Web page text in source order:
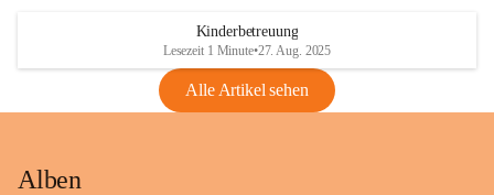
Kinderbetreuung
Lesezeit 1 Minute•27. Aug. 2025
Alle Artikel sehen
Alben